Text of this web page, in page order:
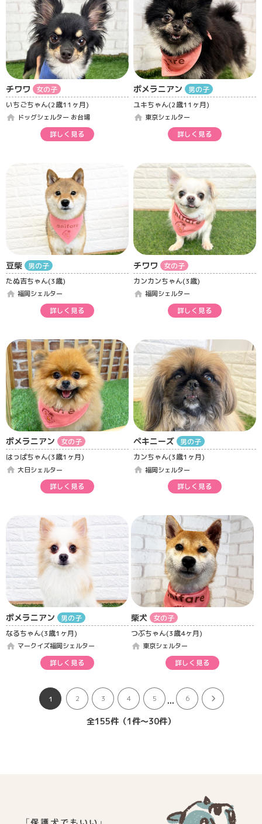
チワワ
女の子
いちごちゃん(2歳11ヶ月)
home ドッグシェルター お台場
詳しく見る
ポメラニアン
男の子
ユキちゃん(2歳11ヶ月)
home 東京シェルター
詳しく見る
豆柴
男の子
たぬ吉ちゃん(3歳)
home 福岡シェルター
詳しく見る
チワワ
女の子
カンカンちゃん(3歳)
home 福岡シェルター
詳しく見る
ポメラニアン
女の子
はっぱちゃん(3歳1ヶ月)
home 大日シェルター
詳しく見る
ペキニーズ
男の子
カンちゃん(3歳1ヶ月)
home 福岡シェルター
詳しく見る
ポメラニアン
男の子
なるちゃん(3歳1ヶ月)
home マークイズ福岡シェルター
詳しく見る
柴犬
女の子
つぶちゃん(3歳4ヶ月)
home 東京シェルター
詳しく見る
1 2 3 4 5 ... 6
全155件（1件〜30件）